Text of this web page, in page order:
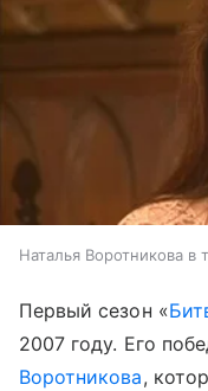
Наталья Воротникова в
Первый сезон «
2007 году. Его
Воротникова,